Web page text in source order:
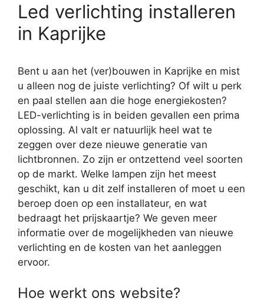
Led verlichting installeren
in Kaprijke
Bent u aan het (ver)bouwen in Kaprijke en mist
u alleen nog de juiste verlichting? Of wilt u perk
en paal stellen aan die hoge energiekosten?
LED-verlichting is in beiden gevallen een prima
oplossing. Al valt er natuurlijk heel wat te
zeggen over deze nieuwe generatie van
lichtbronnen. Zo zijn er ontzettend veel soorten
op de markt. Welke lampen zijn het meest
geschikt, kan u dit zelf installeren of moet u een
beroep doen op een installateur, en wat
bedraagt het prijskaartje? We geven meer
informatie over de mogelijkheden van nieuwe
verlichting en de kosten van het aanleggen
ervoor.
Hoe werkt ons website?